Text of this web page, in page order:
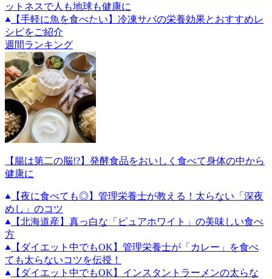
ットネスで人も地球も健康に
【手軽に魚を食べたい】冷凍サバの栄養効果とおすすめレ
シピをご紹介
週間ランキング
【腸は第二の脳!?】発酵食品をおいしく食べて身体の中から
健康に
【夜に食べても◎】管理栄養士が教える！太らない「深夜
めし」のコツ
【北海道産】真っ白な「ピュアホワイト」の美味しい食べ
方
【ダイエット中でもOK】管理栄養士が「カレー」を食べ
ても太らないコツを伝授！
【ダイエット中でもOK】インスタントラーメンの太らな